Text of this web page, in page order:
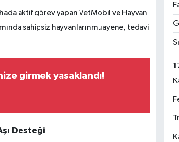
aktif görev yapan VetMobil ve Hayvan
sahipsiz hayvanlarınmuayene, tedavi
girmek yasaklandı!
Desteği